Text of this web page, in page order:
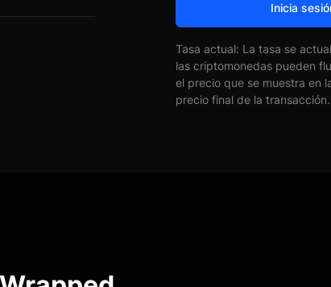
Inicia
Tasa actual: La tasa se
las criptomonedas pueden
el precio que se muestra en
precio final de la transacción.